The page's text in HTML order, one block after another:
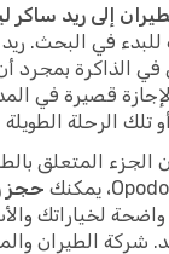
إلى ريد ساكر
في البحث.
في الذاكرة بمجرد
قصيرة في
تلك الرحلة
المتعلق
حجز
واضحة لخياراتك
الطيران